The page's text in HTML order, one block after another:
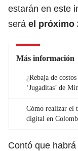
estarán en este
será el próximo
Más información
¿Rebaja de
‘Jugaditas’ de
Cómo realizar el
digital en
Contó que